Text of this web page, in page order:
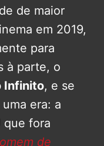
de maior
em 2019,
para
à parte, o
Infinito, e se
era: a
que fora
de